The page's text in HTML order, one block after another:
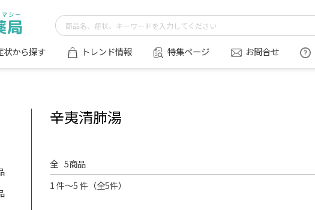
状から探す トレンド情報 特集ページ お問合せ
辛夷清肺湯
全 5商品
1 件～5 件（全5件）